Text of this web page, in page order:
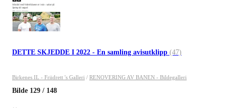
DETTE SKJEDDE I 2022 - En samling avisutklipp (47)
Birkenes IL - Friidrett 's Galleri / RENOVERING AV BANEN - Bildegalleri
Bilde 129 / 148